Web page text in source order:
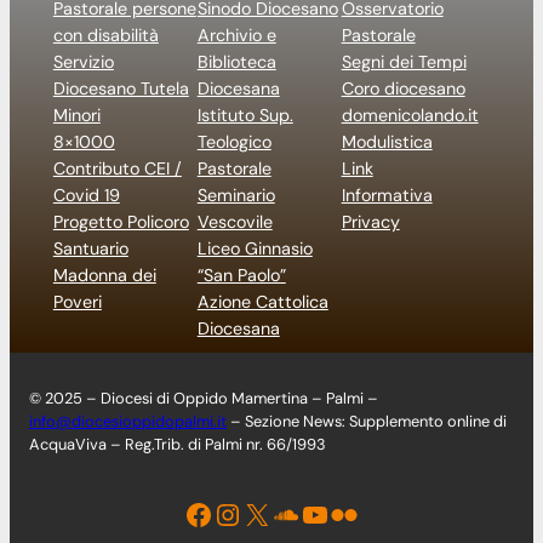
Pastorale persone
con disabilità
Servizio
Diocesano Tutela
Minori
8×1000
Contributo CEI /
Covid 19
Progetto Policoro
Santuario
Madonna dei
Poveri
Sinodo Diocesano
Archivio e
Biblioteca
Diocesana
Istituto Sup.
Teologico
Pastorale
Seminario
Vescovile
Liceo Ginnasio
“San Paolo”
Azione Cattolica
Diocesana
Osservatorio
Pastorale
Segni dei Tempi
Coro diocesano
domenicolando.it
Modulistica
Link
Informativa
Privacy
© 2025 – Diocesi di Oppido Mamertina – Palmi –
info@diocesioppidopalmi.it – Sezione News: Supplemento online di
AcquaViva – Reg.Trib. di Palmi nr. 66/1993
Facebook Instagram X Soundcloud YouTube Flickr